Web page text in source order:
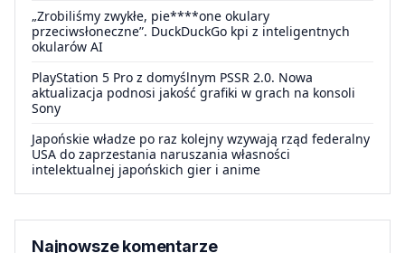
„Zrobiliśmy zwykłe, pie****one okulary
przeciwsłoneczne”. DuckDuckGo kpi z inteligentnych
okularów AI
PlayStation 5 Pro z domyślnym PSSR 2.0. Nowa
aktualizacja podnosi jakość grafiki w grach na konsoli
Sony
Japońskie władze po raz kolejny wzywają rząd federalny
USA do zaprzestania naruszania własności
intelektualnej japońskich gier i anime
Najnowsze komentarze